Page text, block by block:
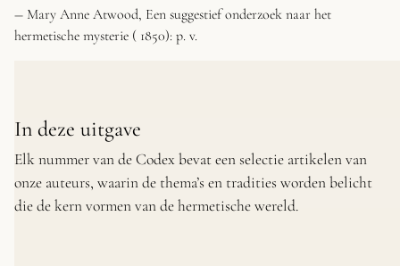
― Mary Anne Atwood, Een suggestief onderzoek naar het
hermetische mysterie ( 1850): p. v.
In deze uitgave
Elk nummer van de Codex bevat een selectie artikelen van
onze auteurs, waarin de thema’s en tradities worden belicht
die de kern vormen van de hermetische wereld.